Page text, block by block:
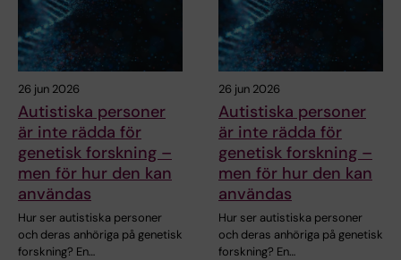
26 jun 2026
Autistiska personer
är inte rädda för
genetisk forskning –
men för hur den kan
användas
Hur ser autistiska personer
och deras anhöriga på genetisk
forskning? En…
26 jun 2026
Autistiska personer
är inte rädda för
genetisk forskning –
men för hur den kan
användas
Hur ser autistiska personer
och deras anhöriga på genetisk
forskning? En…